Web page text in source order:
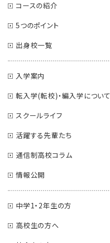
コースの紹介
5つのポイント
出身校一覧
入学案内
転入学(転校)・編入学について
スクールライフ
活躍する先輩たち
通信制高校コラム
情報公開
中学1・2年生の方
高校生の方へ